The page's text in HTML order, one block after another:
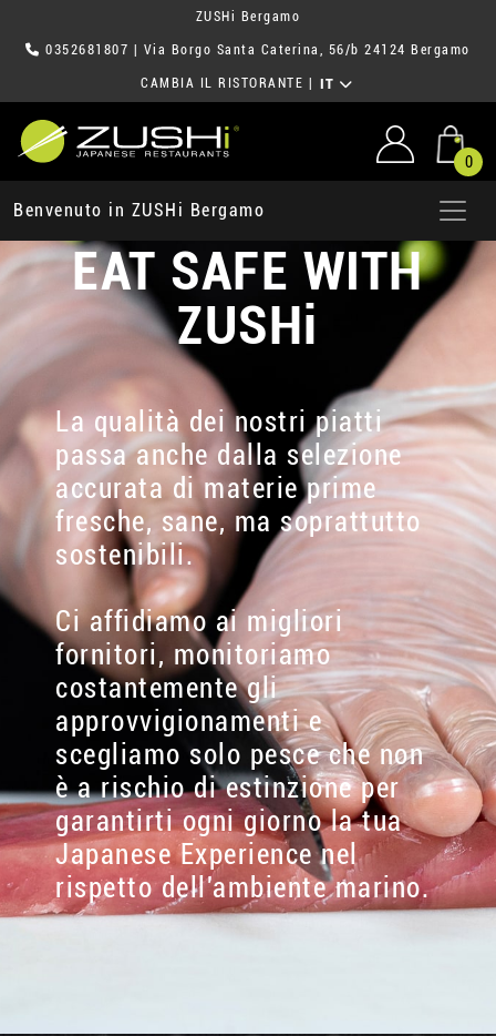
ZUSHi Bergamo
0352681807 | Via Borgo Santa Caterina, 56/b 24124 Bergamo
CAMBIA IL RISTORANTE IT
0
Benvenuto in ZUSHi Bergamo
EAT SAFE WITH
ZUSHi
La qualità dei nostri piatti
passa anche dalla selezione
accurata di materie prime
fresche, sane, ma soprattutto
sostenibili.
Ci affidiamo ai migliori
fornitori, monitoriamo
costantemente gli
approvvigionamenti e
scegliamo solo pesce che non
è a rischio di estinzione per
garantirti ogni giorno la tua
Japanese Experience nel
rispetto dell'ambiente marino.